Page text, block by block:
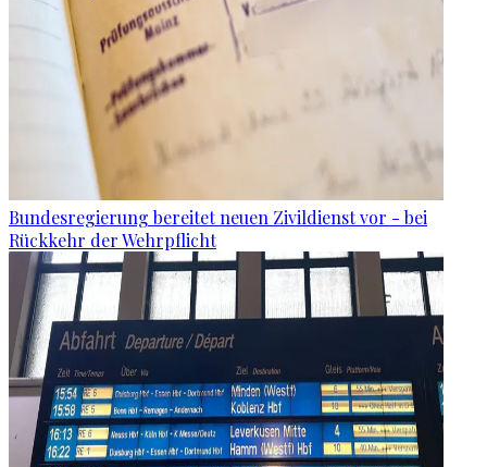
Bundesregierung bereitet neuen Zivildienst vor - bei
Rückkehr der Wehrpflicht